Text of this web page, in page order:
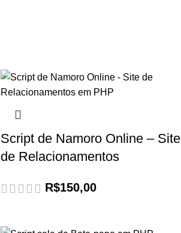
Script de Namoro Online – Site
de Relacionamentos
R$150,00